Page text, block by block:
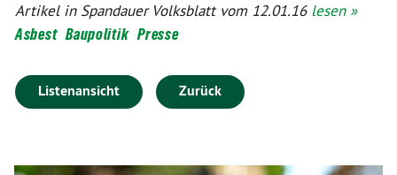
Artikel in Spandauer Volksblatt vom 12.01.16 lesen »
Asbest Baupolitik Presse
Listenansicht Zurück